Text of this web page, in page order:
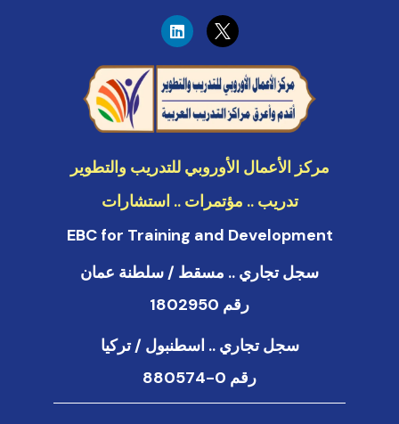
L
i
n
k
e
d
i
n
مركز الأعمال الأوروبي للتدريب والتطوير
تدريب .. مؤتمرات .. استشارات
EBC for Training and Development
سجل تجاري .. مسقط / سلطنة عمان
رقم 1802950
سجل تجاري .. اسطنبول / تركيا
رقم 0-880574